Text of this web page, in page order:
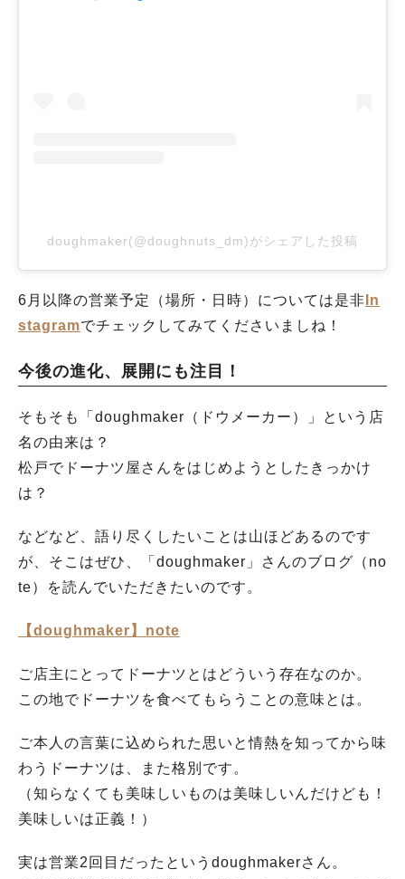
doughmaker(@doughnuts_dm)がシェアした投稿
6月以降の営業予定（場所・日時）については是非 In
stagramでチェックしてみてくださいましね！
今後の進化、展開にも注目！
そもそも「doughmaker（ドウメーカー）」という店
名の由来は？
松戸でドーナツ屋さんをはじめようとしたきっかけ
は？
などなど、語り尽くしたいことは山ほどあるのです
が、そこはぜひ、「doughmaker」さんのブログ（no
te）を読んでいただきたいのです。
【doughmaker】note
ご店主にとってドーナツとはどういう存在なのか。
この地でドーナツを食べてもらうことの意味とは。
ご本人の言葉に込められた思いと情熱を知ってから味
わうドーナツは、また格別です。
（知らなくても美味しいものは美味しいんだけども！
美味しいは正義！）
実は営業2回目だったというdoughmakerさん。